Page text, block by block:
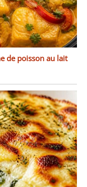
de poisson au lait